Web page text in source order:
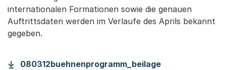
internationalen Formationen sowie die genauen
Auftrittsdaten werden im Verlaufe des Aprils bekannt
gegeben.
080312buehnenprogramm_beilage